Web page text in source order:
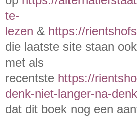
te-
lezen & https://
die laatste site staan
met als
recentste https://
denk-niet-langer-na-
dat dit boek nog een